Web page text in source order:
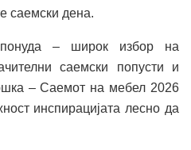
саемски дена.
– широк избор на
саемски попусти и
– Саемот на мебел 2026
инспирацијата лесно да